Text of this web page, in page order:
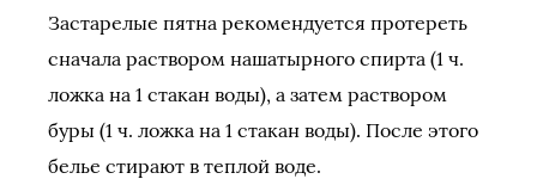
Застарелые пятна рекомендуется протереть
сначала раствором нашатырного спирта (1 ч.
ложка на 1 стакан воды), а затем раствором
буры (1 ч. ложка на 1 стакан воды). После этого
белье стирают в теплой воде.